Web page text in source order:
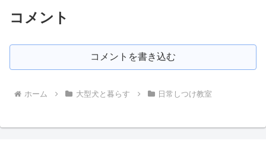
コメント
コメントを書き込む
ホーム 大型犬と暮らす 日常しつけ教室